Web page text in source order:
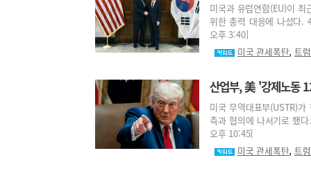
미국과 유럽연합(EU)이 최
위한 총력 대응에 나섰다
오후 3:40]
미국 관세폭탄,트
산업부, 美 '강제노동
미국 무역대표부(USTR)
측과 협의에 나서기로 했
오후 10:45]
미국 관세폭탄,트